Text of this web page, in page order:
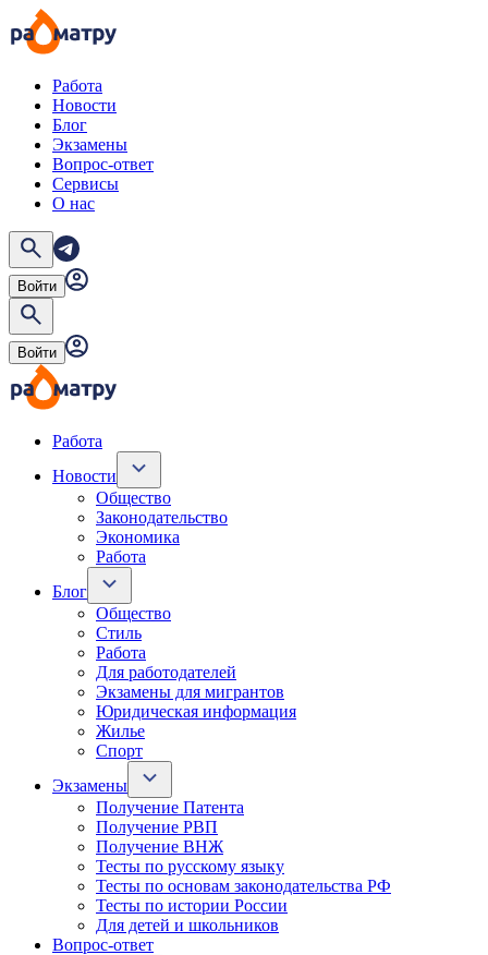
Работа
Новости
Блог
Экзамены
Вопрос-ответ
Сервисы
О нас
Войти
Войти
Работа
Новости
Общество
Законодательство
Экономика
Работа
Блог
Общество
Стиль
Работа
Для работодателей
Экзамены для мигрантов
Юридическая информация
Жилье
Спорт
Экзамены
Получение Патента
Получение РВП
Получение ВНЖ
Тесты по русскому языку
Тесты по основам законодательства РФ
Тесты по истории России
Для детей и школьников
Вопрос-ответ